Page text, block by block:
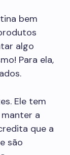
bem
algo
Para ela,
Ele tem
a
que a
são